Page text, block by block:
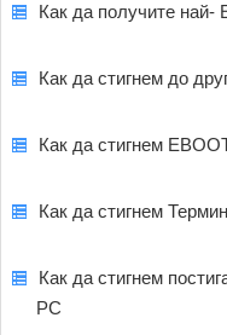
Как да получите най-
Как да стигнем до
Как да стигнем
Как да стигнем
Как да стигнем
PC